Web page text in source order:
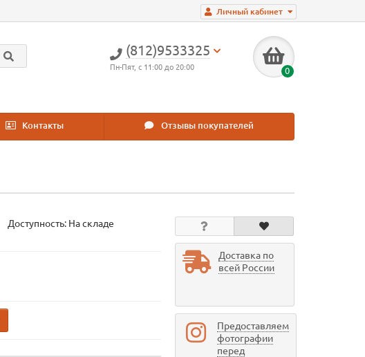
Личный кабинет
(812)9533325
Пн-Пят, с 11:00 до 20:00 0
Контакты Отзывы покупателей
Доступность: На складе
Доставка по
всей России
Предоставляем
фотографии
перед